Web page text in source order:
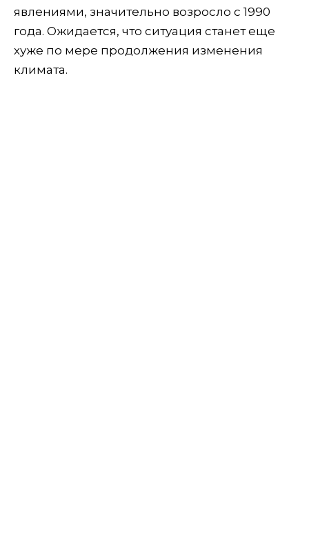
явлениями, значительно возросло с 1990
года. Ожидается, что ситуация станет еще
хуже по мере продолжения изменения
климата.